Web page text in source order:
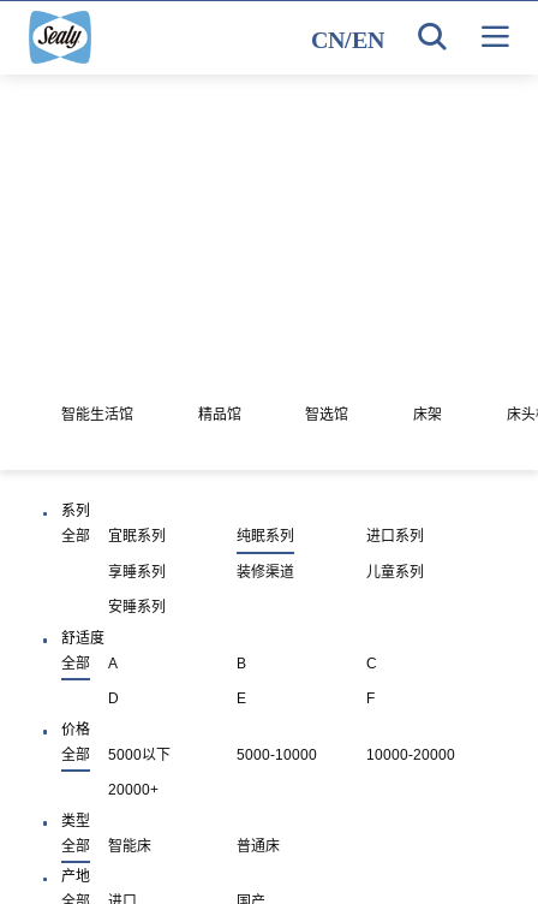
CN/EN
智能生活馆 精品馆 智选馆 床架 床头
系列
全部
宜眠系列 纯眠系列 进口系列
享睡系列 装修渠道 儿童系列
安睡系列
舒适度
全部
A B C
D E
F
价格
全部
5000以下 5000-10000 10000-20000
20000+
类型
全部
智能床
普通床
产地